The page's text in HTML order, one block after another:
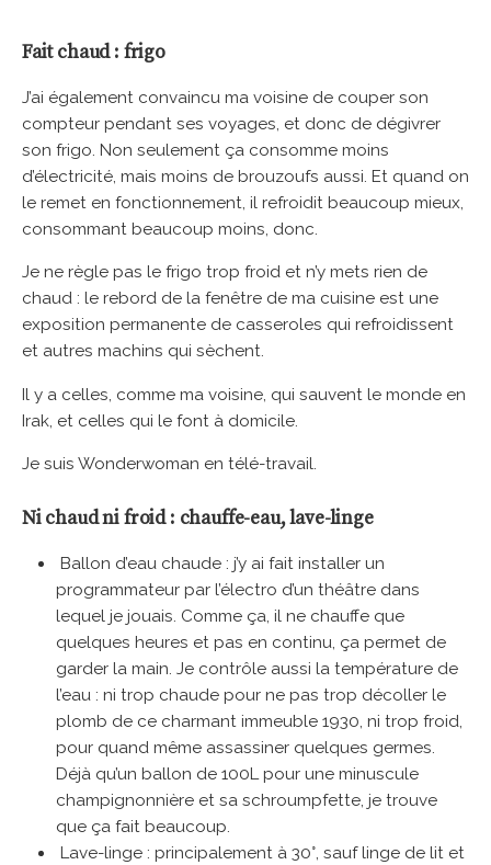
Fait chaud : frigo
J’ai également convaincu ma voisine de couper son
compteur pendant ses voyages, et donc de dégivrer
son frigo. Non seulement ça consomme moins
d’électricité, mais moins de brouzoufs aussi. Et quand on
le remet en fonctionnement, il refroidit beaucoup mieux,
consommant beaucoup moins, donc.
Je ne règle pas le frigo trop froid et n’y mets rien de
chaud : le rebord de la fenêtre de ma cuisine est une
exposition permanente de casseroles qui refroidissent
et autres machins qui sèchent.
Il y a celles, comme ma voisine, qui sauvent le monde en
Irak, et celles qui le font à domicile.
Je suis Wonderwoman en télé-travail.
Ni chaud ni froid : chauffe-eau, lave-linge
Ballon d’eau chaude : j’y ai fait installer un
programmateur par l’électro d’un théâtre dans
lequel je jouais. Comme ça, il ne chauffe que
quelques heures et pas en continu, ça permet de
garder la main. Je contrôle aussi la température de
l’eau : ni trop chaude pour ne pas trop décoller le
plomb de ce charmant immeuble 1930, ni trop froid,
pour quand même assassiner quelques germes.
Déjà qu’un ballon de 100L pour une minuscule
champignonnière et sa schroumpfette, je trouve
que ça fait beaucoup.
Lave-linge : principalement à 30°, sauf linge de lit et